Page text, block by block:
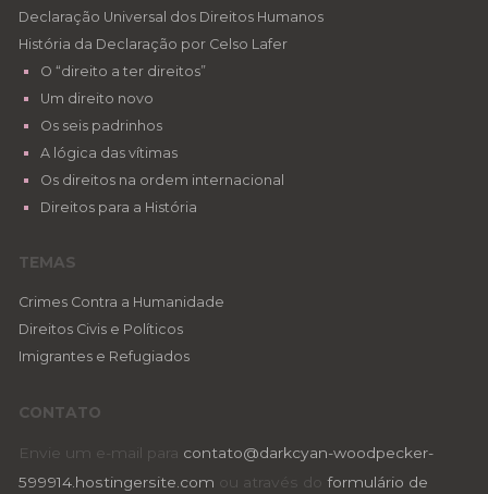
Declaração Universal dos Direitos Humanos
História da Declaração por Celso Lafer
O “direito a ter direitos”
Um direito novo
Os seis padrinhos
A lógica das vítimas
Os direitos na ordem internacional
Direitos para a História
TEMAS
Crimes Contra a Humanidade
Direitos Civis e Políticos
Imigrantes e Refugiados
CONTATO
Envie um e-mail para contato@darkcyan-woodpecker-
599914.hostingersite.com ou através do formulário de